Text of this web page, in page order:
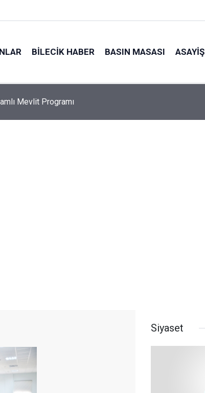
BILECIK HABER BASIN MASASI ASAYIŞ
Siyaset